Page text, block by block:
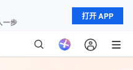
打开 APP